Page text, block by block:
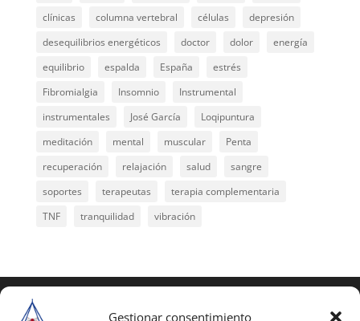
Gestionar consentimiento
clínicas
columna vertebral células
depresión
desequilibrios energéticos
doctor dolor
energía
equilibrio
espalda España
estrés
Fibromialgia
Insomnio
Instrumental
instrumentales
José García
Loqipuntura
meditación
mental muscular
Penta
recuperación
relajación salud
sangre
soportes
terapeutas
terapia complementaria
TNF
tranquilidad vibración
reservados